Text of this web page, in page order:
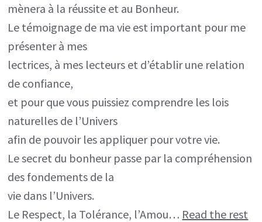
mènera à la réussite et au Bonheur.
Le témoignage de ma vie est important pour me
présenter à mes
lectrices, à mes lecteurs et d’établir une relation
de confiance,
et pour que vous puissiez comprendre les lois
naturelles de l’Univers
afin de pouvoir les appliquer pour votre vie.
Le secret du bonheur passe par la compréhension
des fondements de la
vie dans l’Univers.
Le Respect, la Tolérance, l’Amou… Read the rest